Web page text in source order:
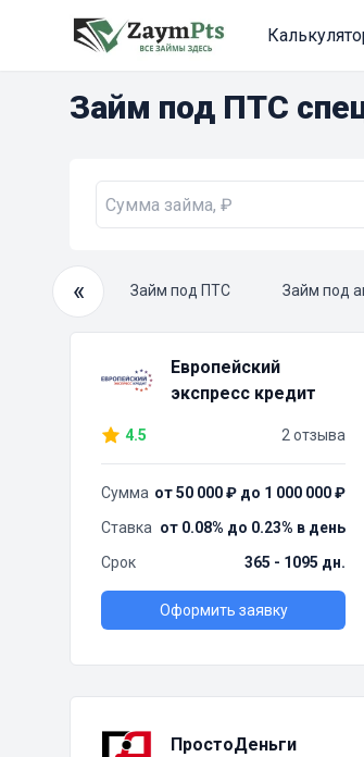
Займ под ПТС
«
займ Займ под ПТС Займ под
Европейский
экспресс кредит
4.5 2 отзыва
Сумма от 50 000 ₽ до 1 000 000 ₽
Ставка от 0.08% до 0.23% в день
Срок
365 - 1095 дн.
Оформить заявку
ПростоДеньги